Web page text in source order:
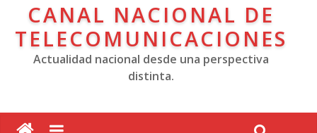
CANAL NACIONAL DE
TELECOMUNICACIONES
Actualidad nacional desde una perspectiva
distinta.